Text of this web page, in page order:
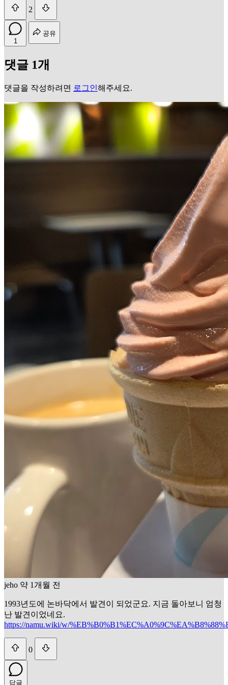
2
1
공유
댓글 1개
댓글을 작성하려면 로그인해주세요.
jeho 약 1개월 전
1993년도에 논바닥에서 발견이 되었군요. 지금 돌아보니 엄청
난 발견이었네요.
https://namu.wiki/w/
0
답글